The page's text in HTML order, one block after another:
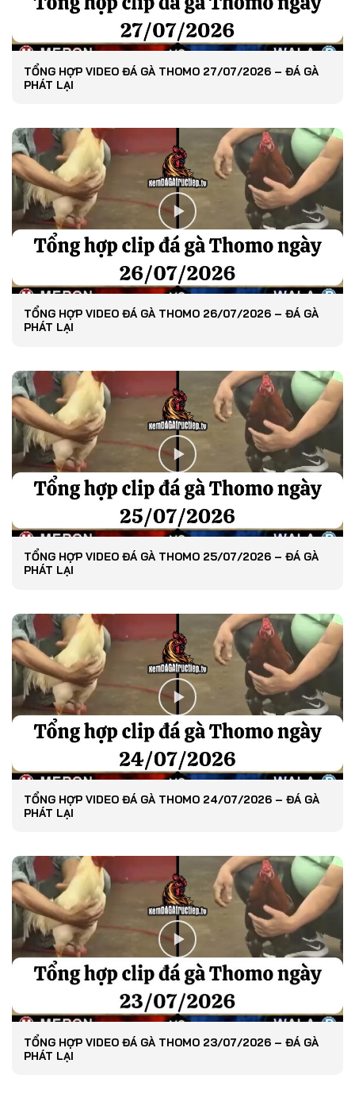
TỔNG HỢP VIDEO ĐÁ GÀ THOMO 27/07/2026 – ĐÁ GÀ
PHÁT LẠI
TỔNG HỢP VIDEO ĐÁ GÀ THOMO 26/07/2026 – ĐÁ GÀ
PHÁT LẠI
TỔNG HỢP VIDEO ĐÁ GÀ THOMO 25/07/2026 – ĐÁ GÀ
PHÁT LẠI
TỔNG HỢP VIDEO ĐÁ GÀ THOMO 24/07/2026 – ĐÁ GÀ
PHÁT LẠI
TỔNG HỢP VIDEO ĐÁ GÀ THOMO 23/07/2026 – ĐÁ GÀ
PHÁT LẠI